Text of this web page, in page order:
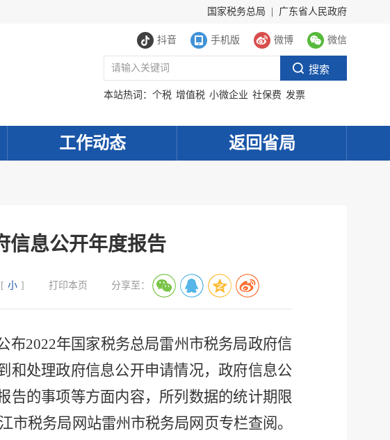
国家税务总局 广东省人民政府
抖音 手机版 微博 微信
本站热词： 个税 增值税 小微企业 社保费 发票
工作动态 返回省局
信息公开年度报告
[ 小 ] 打印本页 分享至：
布2022年国家税务总局雷州市税务局政府信
和处理政府信息公开申请情况，政府信息公
告的事项等方面内容，所列数据的统计期限
市税务局网站雷州市税务局网页专栏查阅。